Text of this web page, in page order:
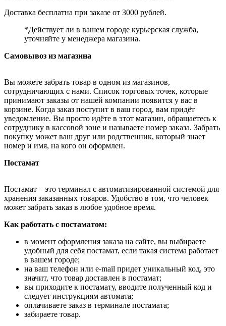
Доставка бесплатна при заказе от 3000 рублей.
*Действует ли в вашем городе курьерская служба,
уточняйте у менеджера магазина.
Самовывоз из магазина
Вы можете забрать товар в одном из магазинов,
сотрудничающих с нами. Список торговых точек, которые
принимают заказы от нашей компании появится у вас в
корзине. Когда заказ поступит в ваш город, вам придёт
уведомление. Вы просто идёте в этот магазин, обращаетесь к
сотруднику в кассовой зоне и называете номер заказа. Забрать
покупку может ваш друг или родственник, который знает
номер и имя, на кого он оформлен.
Постамат
Постамат – это терминал с автоматизированной системой для
хранения заказанных товаров. Удобство в том, что человек
может забрать заказ в любое удобное время.
Как работать с постаматом:
в момент оформления заказа на сайте, вы выбираете
удобный для себя постамат, если такая система работает
в вашем городе;
на ваш телефон или e-mail придет уникальный код, это
значит, что товар доставлен в постамат;
вы приходите к постамату, вводите полученный код и
следует инструкциям автомата;
оплачиваете заказ в терминале постамата;
забираете товар.